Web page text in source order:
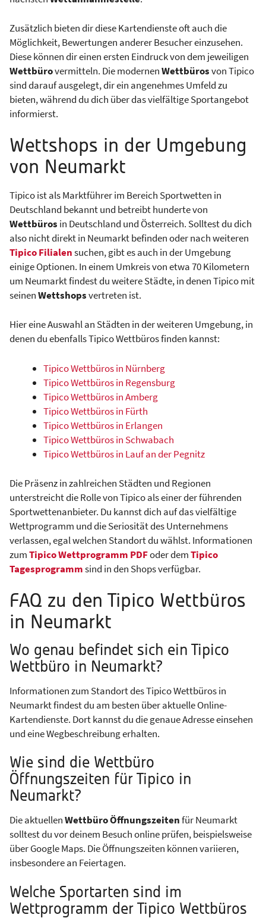
Zusätzlich bieten dir diese Kartendienste oft auch die
Möglichkeit, Bewertungen anderer Besucher einzusehen.
Diese können dir einen ersten Eindruck von dem jeweiligen
Wettbürovermitteln. Die modernenWettbürosvon Tipico
sind darauf ausgelegt, dir ein angenehmes Umfeld zu
bieten, während du dich über das vielfältige Sportangebot
informierst.
Wettshops in der Umgebung
von Neumarkt
Tipico ist als Marktführer im Bereich Sportwetten in
Deutschland bekannt und betreibt hunderte von
Wettbüros in Deutschland und Österreich. Solltest du dich
also nicht direkt in Neumarkt befinden oder nach weiteren
Tipico Filialensuchen, gibt es auch in der Umgebung
einige Optionen. In einem Umkreis von etwa 70 Kilometern
um Neumarkt findest du weitere Städte, in denen Tipico mit
seinenWettshopsvertreten ist.
Hier eine Auswahl an Städten in der weiteren Umgebung, in
denen du ebenfalls Tipico Wettbüros finden kannst:
Tipico Wettbüros in Nürnberg
Tipico Wettbüros in Regensburg
Tipico Wettbüros in Amberg
Tipico Wettbüros in Fürth
Tipico Wettbüros in Erlangen
Tipico Wettbüros in Schwabach
Tipico Wettbüros in Lauf an der Pegnitz
Die Präsenz in zahlreichen Städten und Regionen
unterstreicht die Rolle von Tipico als einer der führenden
Sportwettenanbieter. Du kannst dich auf das vielfältige
Wettprogramm und die Seriosität des Unternehmens
verlassen, egal welchen Standort du wählst. Informationen
zumTipico Wettprogramm PDFoder demTipico
Tagesprogrammsind in den Shops verfügbar.
FAQ zu den Tipico Wettbüros
in Neumarkt
Wo genau befindet sich ein Tipico
Wettbüro in Neumarkt?
Informationen zum Standort des Tipico Wettbüros in
Neumarkt findest du am besten über aktuelle Online-
Kartendienste. Dort kannst du die genaue Adresse einsehen
und eine Wegbeschreibung erhalten.
Wie sind die Wettbüro
Öffnungszeiten für Tipico in
Neumarkt?
Die aktuellenWettbüro Öffnungszeitenfür Neumarkt
solltest du vor deinem Besuch online prüfen, beispielsweise
über Google Maps. Die Öffnungszeiten können variieren,
insbesondere an Feiertagen.
Welche Sportarten sind im
Wettprogramm der Tipico Wettbüros